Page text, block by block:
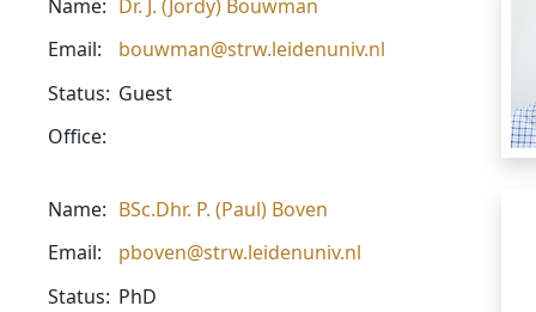
Name: Dr. J. (Jordy) Bouwman
Email:
bouwman@strw.leidenuniv.nl
Status: Guest
Office:
Name: BSc.Dhr. P. (Paul) Boven
Email:
pboven@strw.leidenuniv.nl
Status: PhD